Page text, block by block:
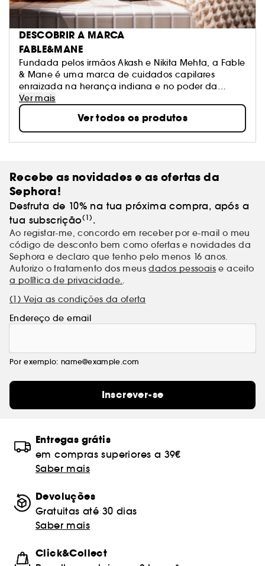
DESCOBRIR A MARCA
FABLE&MANE
Fundada pelos irmãos Akash e Nikita Mehta, a Fable
& Mane é uma marca de cuidados capilares
enraizada na herança indiana e no poder da
Aiurveda. Inspirada nos rituais da infância de
aplicar óleo no cabelo e nos momentos em que a
sua avó lhes contava histórias, a marca reinventa
estas tradições para a atualidade. Ao associar
ingredientes aiurvédicos a cuidados modernos, a
restabelecem a harmonia entre o cabelo e o couro
cabeludo.
Ver mais
Ver todos os produtos
Recebe as novidades e as ofertas da
Sephora!
Desfruta de 10% na tua próxima compra, após a
tua subscrição(1) .
Ao registar-me, concordo em receber por e-mail o meu
código de desconto bem como ofertas e novidades da
Sephora e declaro que tenho pelo menos 16 anos.
Autorizo o tratamento dos meusdados pessoais e aceito
a política de privacidade..
(1) Veja as condições da oferta
Endereço de email
Por exemplo: name@example.com
Inscrever-se
Entregas grátis
em compras superiores a 39€
Saber mais
Devoluções
Gratuitas até 30 dias
Saber mais
Click&Collect